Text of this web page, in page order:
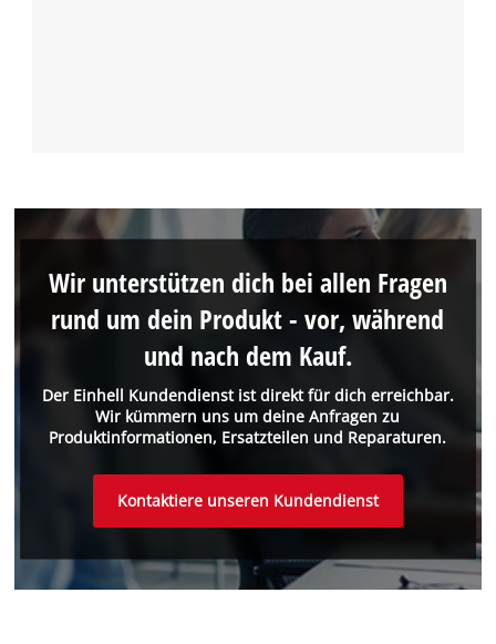
Der Einhell Kundendienst ist direkt für dich erreichbar.
Wir kümmern uns um deine Anfragen zu
Produktinformationen, Ersatzteilen und Reparaturen.
Wir unterstützen dich bei allen Fragen
rund um dein Produkt - vor, während
und nach dem Kauf.
Kontaktiere unseren Kundendienst